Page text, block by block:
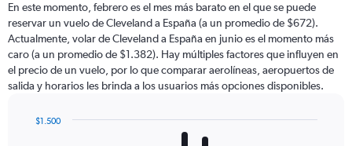
categories.
The
chart
has
1
Y
displaying
En este momento, febrero es el mes más barato en el que se puede
reservar un vuelo de Cleveland a España (a un promedio de $672).
Actualmente, volar de Cleveland a España en junio es el momento más
caro (a un promedio de $1.382). Hay múltiples factores que influyen en
el precio de un vuelo, por lo que comparar aerolíneas, aeropuertos de
salida y horarios les brinda a los usuarios más opciones disponibles.
$1.500